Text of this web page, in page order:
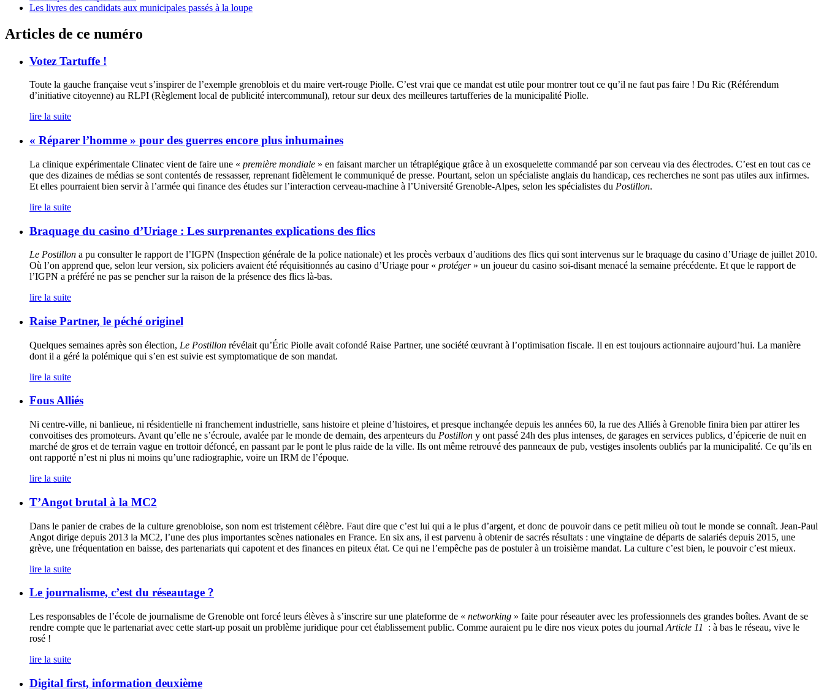
Les livres des candidats aux municipales passés à la loupe
Articles de ce numéro
Votez Tartuffe !
Toute la gauche française veut s’inspirer de l’exemple grenoblois et du maire vert-rouge Piolle. C’est vrai que ce mandat est utile pour montrer tout ce qu’il ne faut pas faire ! Du Ric (Référendum
d’initiative citoyenne) au RLPI (Règlement local de publicité intercommunal), retour sur deux des meilleures tartufferies de la municipalité Piolle.
lire la suite
« Réparer l’homme » pour des guerres encore plus inhumaines
La clinique expérimentale Clinatec vient de faire une « première mondiale » en faisant marcher un tétraplégique grâce à un exosquelette commandé par son cerveau via des électrodes. C’est en tout cas ce
que des dizaines de médias se sont contentés de ressasser, reprenant fidèlement le communiqué de presse. Pourtant, selon un spécialiste anglais du handicap, ces recherches ne sont pas utiles aux infirmes.
Et elles pourraient bien servir à l’armée qui finance des études sur l’interaction cerveau-machine à l’Université Grenoble-Alpes, selon les spécialistes du Postillon.
lire la suite
Braquage du casino d’Uriage : Les surprenantes explications des flics
Le Postillon a pu consulter le rapport de l’IGPN (Inspection générale de la police nationale) et les procès verbaux d’auditions des flics qui sont intervenus sur le braquage du casino d’Uriage de juillet 2010.
Où l’on apprend que, selon leur version, six policiers avaient été réquisitionnés au casino d’Uriage pour « protéger» un joueur du casino soi-disant menacé la semaine précédente. Et que le rapport de
l’IGPN a préféré ne pas se pencher sur la raison de la présence des flics là-bas.
lire la suite
Raise Partner, le péché originel
Quelques semaines après son élection, Le Postillon révélait qu’Éric Piolle avait cofondé Raise Partner, une société œuvrant à l’optimisation fiscale. Il en est toujours actionnaire aujourd’hui. La manière
dont il a géré la polémique qui s’en est suivie est symptomatique de son mandat.
lire la suite
Fous Alliés
Ni centre-ville, ni banlieue, ni résidentielle ni franchement industrielle, sans histoire et pleine d’histoires, et presque inchangée depuis les années 60, la rue des Alliés à Grenoble finira bien par attirer les
convoitises des promoteurs. Avant qu’elle ne s’écroule, avalée par le monde de demain, des arpenteurs du Postillon y ont passé 24h des plus intenses, de garages en services publics, d’épicerie de nuit en
marché de gros et de terrain vague en trottoir défoncé, en passant par le pont le plus raide de la ville. Ils ont même retrouvé des panneaux de pub, vestiges insolents oubliés par la municipalité. Ce qu’ils en
ont rapporté n’est ni plus ni moins qu’une radiographie, voire un IRM de l’époque.
lire la suite
T’Angot brutal à la MC2
Dans le panier de crabes de la culture grenobloise, son nom est tristement célèbre. Faut dire que c’est lui qui a le plus d’argent, et donc de pouvoir dans ce petit milieu où tout le monde se connaît. Jean-Paul
Angot dirige depuis 2013 la MC2, l’une des plus importantes scènes nationales en France. En six ans, il est parvenu à obtenir de sacrés résultats : une vingtaine de départs de salariés depuis 2015, une
grève, une fréquentation en baisse, des partenariats qui capotent et des finance­s en piteux état. Ce qui ne l’empêche pas de postuler à un troisième mandat. La culture c’est bien, le pouvoir c’est mieux.
lire la suite
Le journalisme, c’est du réseautage ?
Les responsables de l’école de journalisme de Grenoble ont forcé leurs élèves à s’inscrire sur une plateforme de « networking » faite pour réseauter avec les professionnels des grandes boîtes. Avant de se
rendre compte que le partenariat avec cette start-up posait un problème juridique pour cet établissement public. Comme auraient pu le dire nos vieux potes du journal Article 11
: à bas le réseau, vive le
rosé !
lire la suite
Digital first, information deuxième